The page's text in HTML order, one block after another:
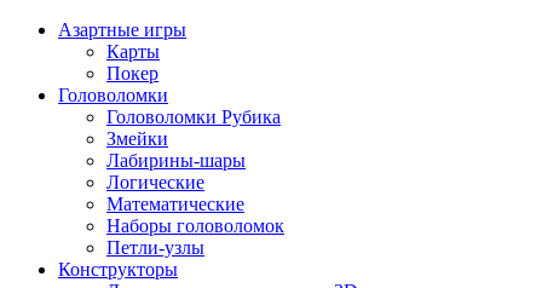
Азартные игры
Карты
Покер
Головоломки
Головоломки Рубика
Змейки
Лабирины-шары
Логические
Математические
Наборы головоломок
Петли-узлы
Конструкторы